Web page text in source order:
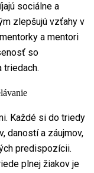
sociálne a
zlepšujú vzťahy v
a mentori
so
triedach.
Každé si do triedy
daností a záujmov,
predispozícii.
plnej žiakov je